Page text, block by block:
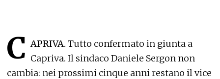
C APRIVA. Tutto confermato in giunta a
Capriva. Il sindaco Daniele Sergon non
cambia: nei prossimi cinque anni restano il vice